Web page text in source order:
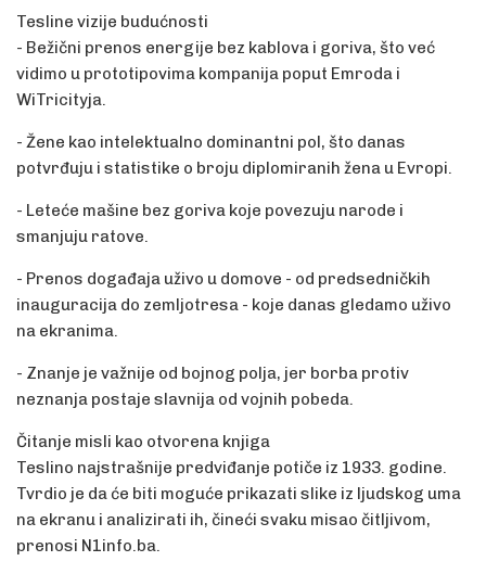
Tesline vizije budućnosti
- Bežični prenos energije bez kablova i goriva, što već
vidimo u prototipovima kompanija poput Emroda i
WiTricityja.
- Žene kao intelektualno dominantni pol, što danas
potvrđuju i statistike o broju diplomiranih žena u Evropi.
- Leteće mašine bez goriva koje povezuju narode i
smanjuju ratove.
- Prenos događaja uživo u domove - od predsedničkih
inauguracija do zemljotresa - koje danas gledamo uživo
na ekranima.
- Znanje je važnije od bojnog polja, jer borba protiv
neznanja postaje slavnija od vojnih pobeda.
Čitanje misli kao otvorena knjiga
Teslino najstrašnije predviđanje potiče iz 1933. godine.
Tvrdio je da će biti moguće prikazati slike iz ljudskog uma
na ekranu i analizirati ih, čineći svaku misao čitljivom,
prenosi N1info.ba.